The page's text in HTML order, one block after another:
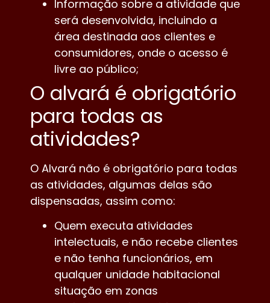
Informação sobre a atividade que
será desenvolvida, incluindo a
área destinada aos clientes e
consumidores, onde o acesso é
livre ao público;
O alvará é obrigatório
para todas as
atividades?
O Alvará não é obrigatório para todas
as atividades, algumas delas são
dispensadas, assim como:
Quem executa atividades
intelectuais, e não recebe clientes
e não tenha funcionários, em
qualquer unidade habitacional
situação em zonas